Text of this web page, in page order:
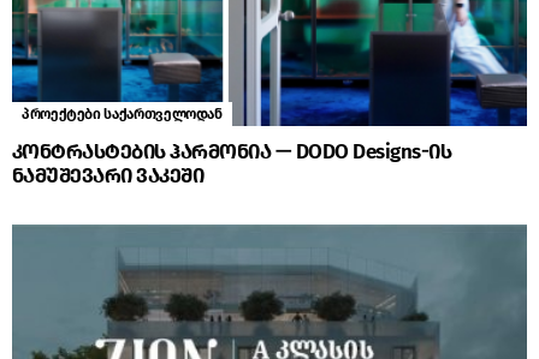
პროექტები საქართველოდან
კონტრასტების ჰარმონია — DODO Designs-ის
ნამუშევარი ვაკეში